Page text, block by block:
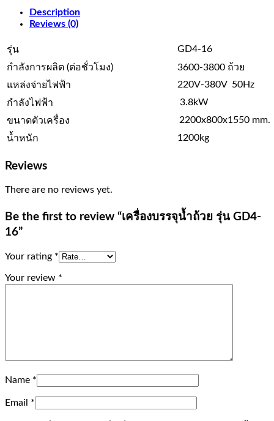
quantity
Description
Reviews (0)
รุ่น
GD4-16
กำลังการผลิต (ต่อชั่วโมง)
3600-3800 ถ้วย
แหล่งจ่ายไฟฟ้า
220V-380V 50Hz
กำลังไฟฟ้า
3.8kW
ขนาดตัวเครื่อง
2200x800x1550 mm.
น้ำหนัก
1200kg
Reviews
There are no reviews yet.
Be the first to review “เครื่องบรรจุน้ำถ้วย รุ่น GD4-
16”
Your rating *
Your review *
Name *
Email *